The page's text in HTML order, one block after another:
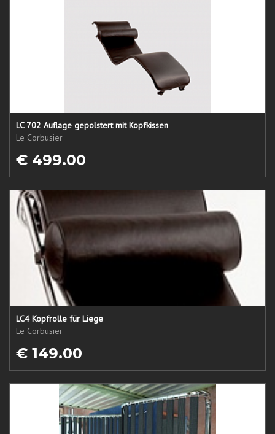
LC 702 Auflage gepolstert mit Kopfkissen
Le Corbusier
€ 499.00
LC4 Kopfrolle für Liege
Le Corbusier
€ 149.00